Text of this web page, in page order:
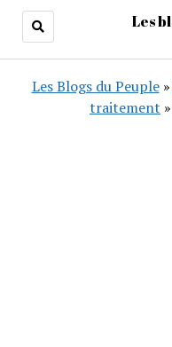
Les
Les Blogs du Peuple»
traitement »